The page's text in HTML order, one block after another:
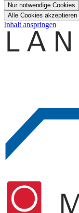
Nur notwendige Cookies
Alle Cookies akzeptieren
Inhalt anspringen